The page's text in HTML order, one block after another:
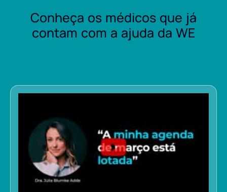
Conheça os médicos que já
contam com a ajuda da WE